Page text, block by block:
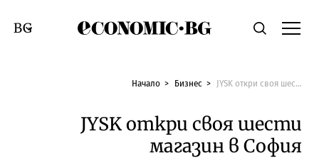
Economic.bgТърсене
Смяна на език
Начало Бизнес JYSK откри своя шести магазин в София
JYSK откри своя шести
магазин в София